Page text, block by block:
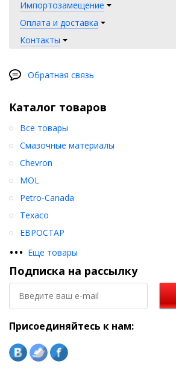
Импортозамещение
Оплата и доставка
Контакты
Обратная связь
Каталог товаров
••• Еще товары
Все товары
Смазочные материалы
Chevron
MOL
Petro-Canada
Texaco
ЕВРОСТАР
Подписка на рассылку
Присоединяйтесь к нам: